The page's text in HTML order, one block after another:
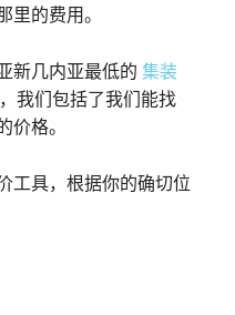
的费用。
新几内亚最低的 集装
我们包括了我们能找
格。
工具，根据你的确切位